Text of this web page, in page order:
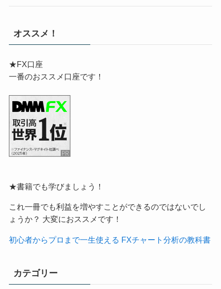
オススメ！
★FX口座
一番のおススメ口座です！
★書籍でも学びましょう！
これ一冊でも利益を増やすことができるのではないでし
ょうか？ 大変におススメです！
初心者からプロまで一生使える FXチャート分析の教科書
カテゴリー